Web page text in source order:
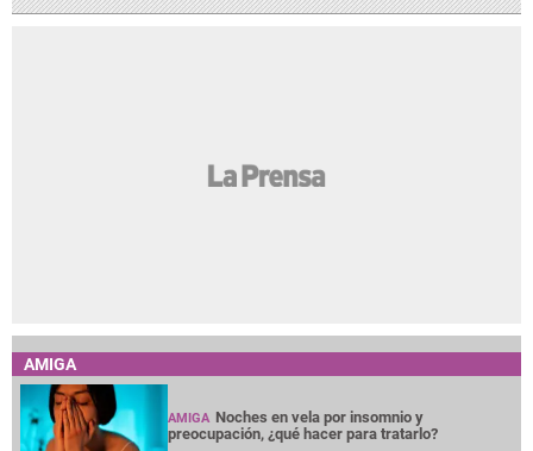
AMIGA
AMIGA Noches en vela por insomnio y
preocupación, ¿qué hacer para tratarlo?